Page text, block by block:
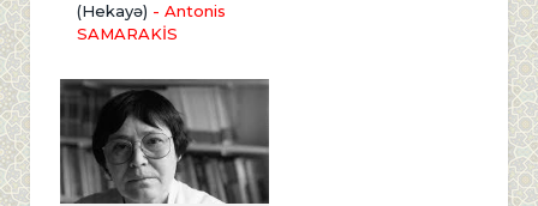
(Hekayə) - Antonis
SAMARAKİS